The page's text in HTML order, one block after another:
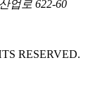
업로 622-60
RESERVED.